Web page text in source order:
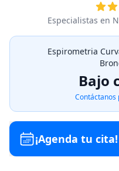
Especialistas en
Espirometria
Bajo
Contáctanos
¡Agenda tu cita!